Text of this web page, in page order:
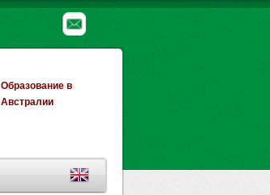
Образование в
Австралии